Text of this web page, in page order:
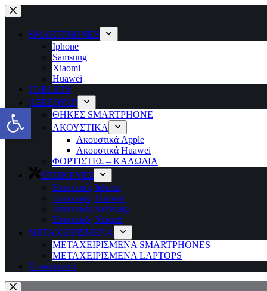
Μετάβαση
στο
περιεχόμενο
SMARTPHONES
Iphone
Samsung
Xiaomi
Huawei
TABLETS
ΑΞΕΣΟΥΑΡ
ΘΗΚΕΣ SMARTPHONE
ΑΚΟΥΣΤΙΚΑ
Ακουστικά Apple
Ακουστικά Huawei
ΦΟΡΤΙΣΤΕΣ – ΚΑΛΩΔΙΑ
ΕΠΙΣΚΕΥΕΣ
Επισκευές Iphone
Επισκευές Huawei
Επισκευές Samsung
Επισκευές Xiaomi
ΜΕΤΑΧΕΙΡΙΣΜΕΝΑ
ΜΕΤΑΧΕΙΡΙΣΜΕΝΑ SMARTPHONES
ΜΕΤΑΧΕΙΡΙΣΜΕΝΑ LAPTOPS
Επικοινωνία
Ανοίξτε τη γραμμή εργαλείων